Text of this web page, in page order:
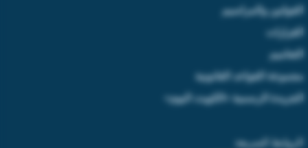
القوانين والمراسيم
القرارات
التعاميم
مجموعة القواعد القانونية
الجريدة الرسمية «الكويت اليوم»
الروابط السريعة